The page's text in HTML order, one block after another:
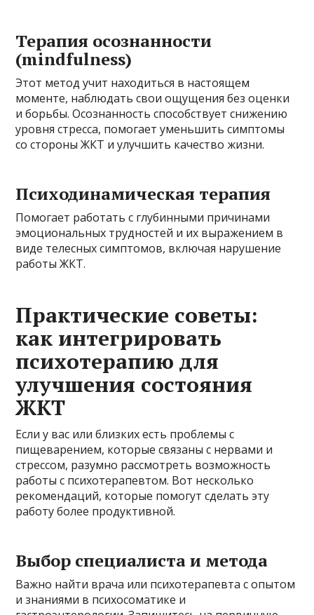
Терапия осознанности
(mindfulness)
Этот метод учит находиться в настоящем
моменте, наблюдать свои ощущения без оценки
и борьбы. Осознанность способствует снижению
уровня стресса, помогает уменьшить симптомы
со стороны ЖКТ и улучшить качество жизни.
Психодинамическая терапия
Помогает работать с глубинными причинами
эмоциональных трудностей и их выражением в
виде телесных симптомов, включая нарушение
работы ЖКТ.
Практические советы:
как интегрировать
психотерапию для
улучшения состояния
ЖКТ
Если у вас или близких есть проблемы с
пищеварением, которые связаны с нервами и
стрессом, разумно рассмотреть возможность
работы с психотерапевтом. Вот несколько
рекомендаций, которые помогут сделать эту
работу более продуктивной.
Выбор специалиста и метода
Важно найти врача или психотерапевта с опытом
и знаниями в психосоматике и